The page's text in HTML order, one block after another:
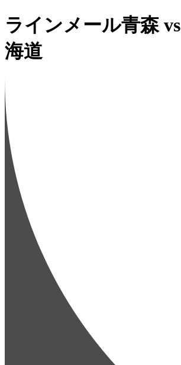
ラインメール青森 vs
海道